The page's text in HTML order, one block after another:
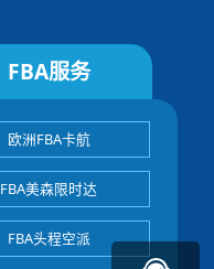
FBA服务
欧洲FBA卡航
FBA美森限时达
FBA头程空派